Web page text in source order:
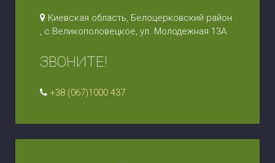
Киевская область, Белоцерковский район
, с.Великополовецкое, ул. Молодежная 13А.
ЗВОНИТЕ!
+38 (067)1000 437